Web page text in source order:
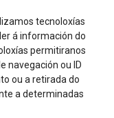
tecnoloxías
á información do
permitiranos
navegación ou ID
ou a retirada do
a determinadas
Instagram
(Pontevedra)